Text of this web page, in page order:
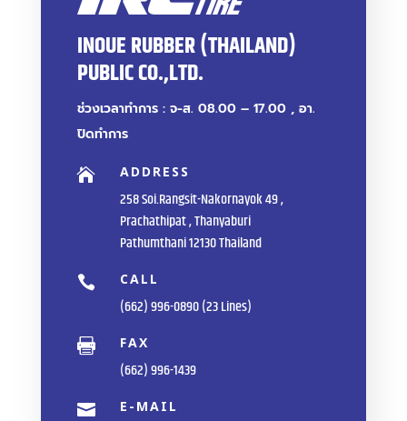
INOUE RUBBER (THAILAND)
PUBLIC CO.,LTD.
ช่วงเวลาทำการ : จ-ส. 08.00 – 17.00 , อา.
ปิดทำการ
 ADDRESS
258 Soi.Rangsit-Nakornayok 49 ,
Prachathipat , Thanyaburi
Pathumthani 12130 Thailand
 CALL
(662) 996-0890 (23 Lines)
 FAX
(662) 996-1439
 E-MAIL